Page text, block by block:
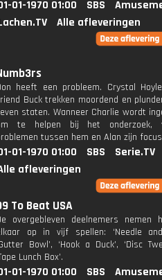
01-1970 01:00 SBS
Alle afleveringen
heeft een probleem. Crystal
Buck trekken moordend en
staten. Wanneer Charlie wordt
te helpen bij het onderzoek,
tussen hem en Alan zijn
01-1970 01:00 SBS
Serie.TV
afleveringen
To Beat USA
overgebleven deelnemers nemen
op in vijf spellen: ‘Needle and
Bowl’, ‘Hook a Duck’, ‘Disc
Lunch Box’.
01-1970 01:00 SBS